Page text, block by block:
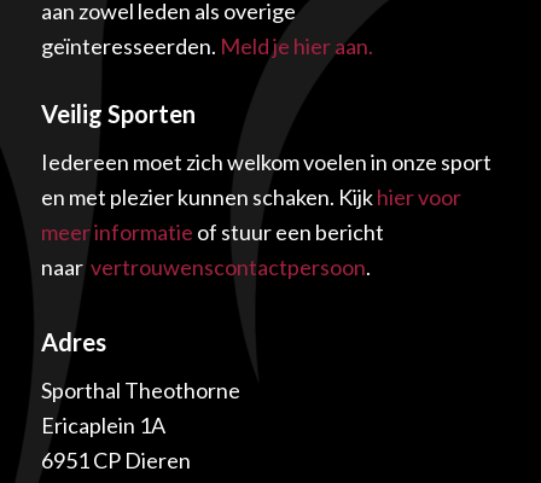
aan zowel leden als overige
geïnteresseerden. Meld je hier aan.
Veilig Sporten
Iedereen moet zich welkom voelen in onze sport
en met plezier kunnen schaken. Kijkhier voor
meer informatie of stuur een bericht
naarvertrouwenscontactpersoon.
Adres
Sporthal Theothorne
Ericaplein 1A
6951 CP Dieren